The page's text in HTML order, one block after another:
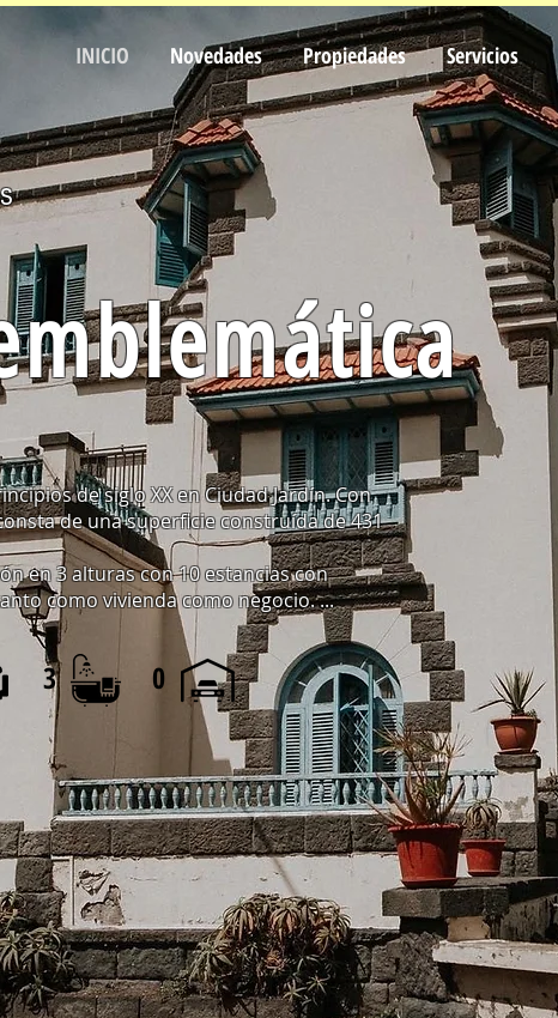
INICIO Novedades Propiedades Servicios
de siglo XX en Ciudad Jardín. Con
de una superficie construída de 431
en 3 alturas con 10 estancias con
como vivienda como negocio. ...
3 0